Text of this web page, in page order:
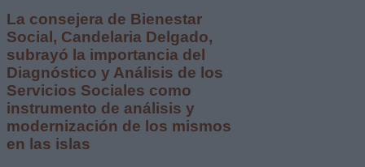
La consejera de Bienestar
Social, Candelaria Delgado,
subrayó la importancia del
Diagnóstico y Análisis de los
Servicios Sociales como
instrumento de análisis y
modernización de los mismos
en las islas